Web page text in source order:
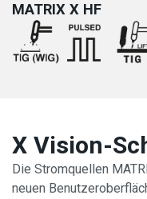
MATRIX X HF
X Vision-
Die Stromquellen
neuen